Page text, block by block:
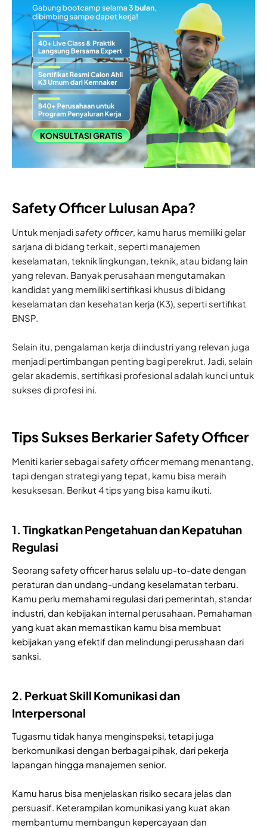
Safety Officer Lulusan Apa?
Untuk menjadisafety officer, kamu harus memiliki gelar
sarjana di bidang terkait, seperti manajemen
keselamatan, teknik lingkungan, teknik, atau bidang lain
yang relevan. Banyak perusahaan mengutamakan
kandidat yang memiliki sertifikasi khusus di bidang
keselamatan dan kesehatan kerja (K3), seperti sertifikat
BNSP.
Selain itu, pengalaman kerja di industri yang relevan juga
menjadi pertimbangan penting bagi perekrut. Jadi, selain
gelar akademis, sertifikasi profesional adalah kunci untuk
sukses di profesi ini.
Tips Sukses Berkarier Safety Officer
Meniti karier sebagaisafety officermemang menantang,
tapi dengan strategi yang tepat, kamu bisa meraih
kesuksesan. Berikut 4 tips yang bisa kamu ikuti.
1. Tingkatkan Pengetahuan dan Kepatuhan
Regulasi
Seorang safety officer harus selalu up-to-date dengan
peraturan dan undang-undang keselamatan terbaru.
Kamu perlu memahami regulasi dari pemerintah, standar
industri, dan kebijakan internal perusahaan. Pemahaman
yang kuat akan memastikan kamu bisa membuat
kebijakan yang efektif dan melindungi perusahaan dari
sanksi.
2. Perkuat Skill Komunikasi dan
Interpersonal
Tugasmu tidak hanya menginspeksi, tetapi juga
berkomunikasi dengan berbagai pihak, dari pekerja
lapangan hingga manajemen senior.
Kamu harus bisa menjelaskan risiko secara jelas dan
persuasif. Keterampilan komunikasi yang kuat akan
membantumu membangun kepercayaan dan